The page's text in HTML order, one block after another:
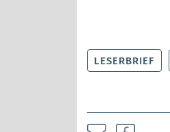
LESERBRIEF